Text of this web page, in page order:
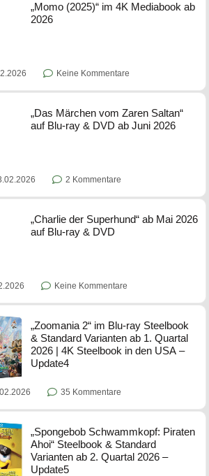
„Momo (2025)“ im 4K Mediabook ab
2026
Keine Kommentare
„Das Märchen vom Zaren Saltan“
auf Blu-ray & DVD ab Juni 2026
2 Kommentare
„Charlie der Superhund“ ab Mai 2026
auf Blu-ray & DVD
Keine Kommentare
„Zoomania 2“ im Blu-ray Steelbook
& Standard Varianten ab 1. Quartal
2026 | 4K Steelbook in den USA –
Update4
35 Kommentare
„Spongebob Schwammkopf: Piraten
Ahoi“ Steelbook & Standard
Varianten ab 2. Quartal 2026 –
Update5